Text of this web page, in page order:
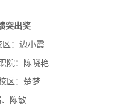
突出奖
：边小霞
院：陈晓艳
区：楚梦
陈敏